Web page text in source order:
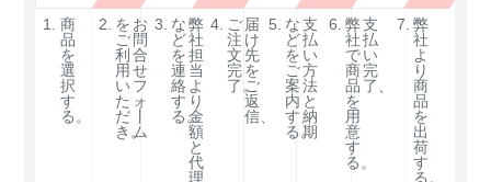
1.
商
品
を
選
択
す
る。
2. を
ご
利
用
い
た
だ
き。
お
問
合
せ
フ
ォ
ム
3. な
ど
を
連
絡
す
る。
弊
社
担
当
よ
り
金
額
と
代
理
4. ご
注
文
完
了。
届
け
先
を
ご
返
信、
5. な
ど
を
ご
案
内
す
る。
支
払
い
方
法
と
納
期
6. 弊
社
で
商
品
を
用
意
す
る。
支
払
い
完
了、
7. 弊
社
よ
り
商
品
を
出
荷
す
る。